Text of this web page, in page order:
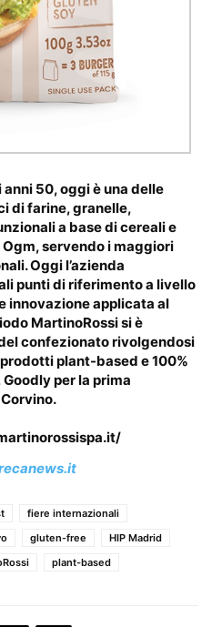
50, oggi è una delle
di farine, granelle,
a base di cereali e
servendo i maggiori
Oggi l’azienda
punti di riferimento a livello
innovazione applicata al
MartinoRossi si è
confezionato rivolgendosi
plant-based e 100%
per la prima
fiere internazionali
gluten-free
HIP Madrid
plant-based